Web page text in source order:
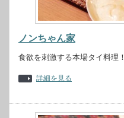
ノンちゃん家
食欲を刺激する本場タイ料理！
詳細を見る